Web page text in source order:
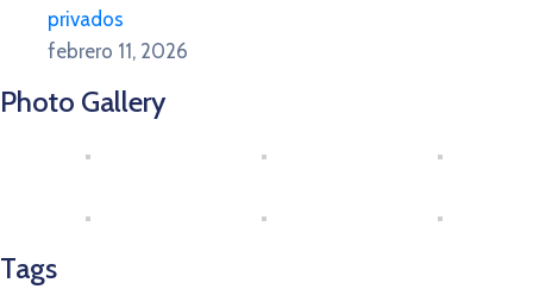
privados
febrero 11, 2026
Photo Gallery
Tags